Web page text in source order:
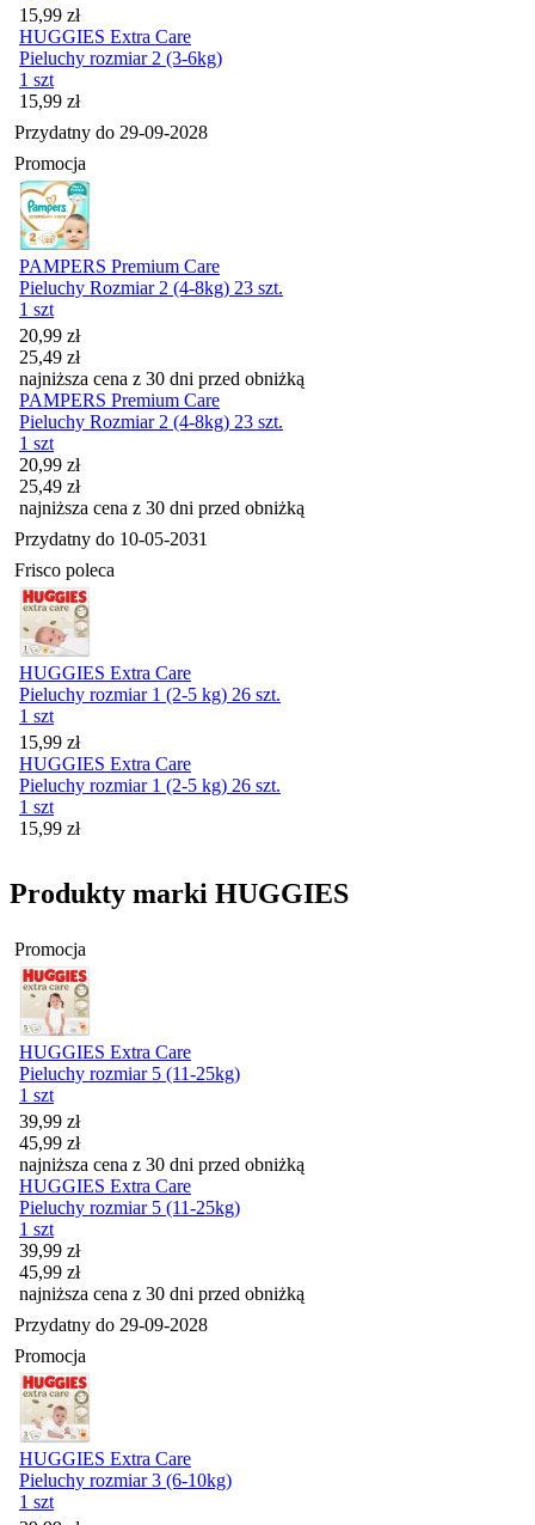
Cena
15,99 zł
HUGGIES Extra Care
Pieluchy rozmiar 2 (3-6kg)
1 szt
Cena
15,99 zł
Przydatny do 29-09-2028
Promocja
PAMPERS Premium Care
Pieluchy Rozmiar 2 (4-8kg) 23 szt.
1 szt
Cena promocyjna
20,99 zł
25,49 zł
najniższa cena z 30 dni przed obniżką
PAMPERS Premium Care
Pieluchy Rozmiar 2 (4-8kg) 23 szt.
1 szt
Cena promocyjna
20,99 zł
25,49 zł
najniższa cena z 30 dni przed obniżką
Przydatny do 10-05-2031
Frisco poleca
HUGGIES Extra Care
Pieluchy rozmiar 1 (2-5 kg) 26 szt.
1 szt
Cena
15,99 zł
HUGGIES Extra Care
Pieluchy rozmiar 1 (2-5 kg) 26 szt.
1 szt
Cena
15,99 zł
Produkty marki HUGGIES
Promocja
HUGGIES Extra Care
Pieluchy rozmiar 5 (11-25kg)
1 szt
Cena promocyjna
39,99 zł
45,99 zł
najniższa cena z 30 dni przed obniżką
HUGGIES Extra Care
Pieluchy rozmiar 5 (11-25kg)
1 szt
Cena promocyjna
39,99 zł
45,99 zł
najniższa cena z 30 dni przed obniżką
Przydatny do 29-09-2028
Promocja
HUGGIES Extra Care
Pieluchy rozmiar 3 (6-10kg)
1 szt